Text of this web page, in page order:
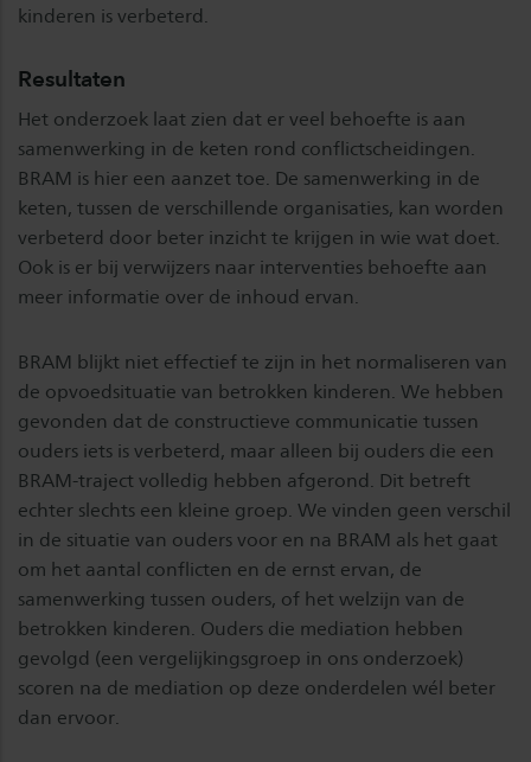
kinderen is verbeterd.
Resultaten
Het onderzoek laat zien dat er veel behoefte is aan
samenwerking in de keten rond conflictscheidingen.
BRAM is hier een aanzet toe. De samenwerking in de
keten, tussen de verschillende organisaties, kan worden
verbeterd door beter inzicht te krijgen in wie wat doet.
Ook is er bij verwijzers naar interventies behoefte aan
meer informatie over de inhoud ervan.
BRAM blijkt niet effectief te zijn in het normaliseren van
de opvoedsituatie van betrokken kinderen. We hebben
gevonden dat de constructieve communicatie tussen
ouders iets is verbeterd, maar alleen bij ouders die een
BRAM-traject volledig hebben afgerond. Dit betreft
echter slechts een kleine groep. We vinden geen verschil
in de situatie van ouders voor en na BRAM als het gaat
om het aantal conflicten en de ernst ervan, de
samenwerking tussen ouders, of het welzijn van de
betrokken kinderen. Ouders die mediation hebben
gevolgd (een vergelijkingsgroep in ons onderzoek)
scoren na de mediation op deze onderdelen wél beter
dan ervoor.